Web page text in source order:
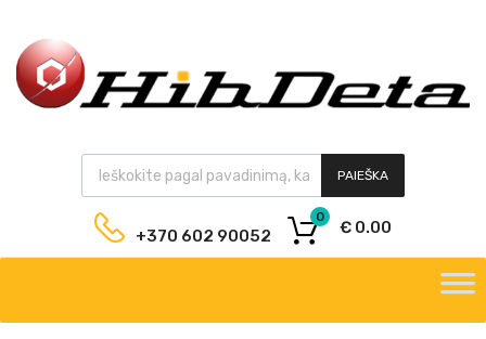
PAIEŠKA
+370 602 90052 € 0.00
0